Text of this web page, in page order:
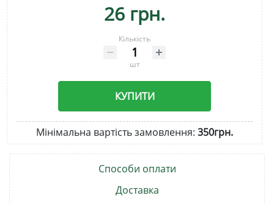
26 грн.
Кількість
шт
КУПИТИ
Мінімальна вартість замовлення: 350грн.
Способи оплати
Доставка